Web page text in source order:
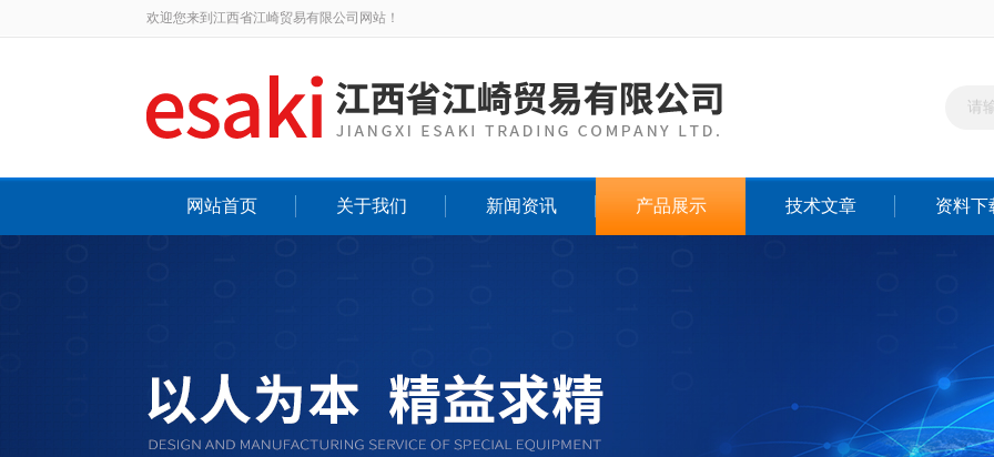
欢迎您来到江西省江崎贸易有限公司网站！
网站首页 关于我们 新闻资讯 产品展示 技术文章 资料下